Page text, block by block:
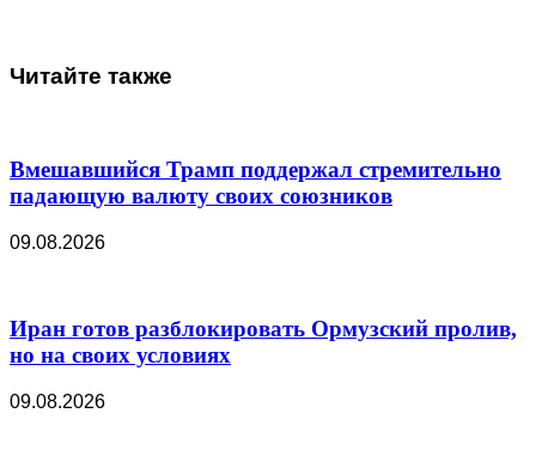
Читайте также
Вмешавшийся Трамп поддержал стремительно
падающую валюту своих союзников
09.08.2026
Иран готов разблокировать Ормузский пролив,
но на своих условиях
09.08.2026